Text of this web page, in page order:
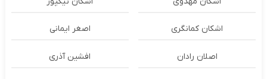
اشکان‌ کمانگری اصغر ایمانی
اصلان رادان افشین آذری